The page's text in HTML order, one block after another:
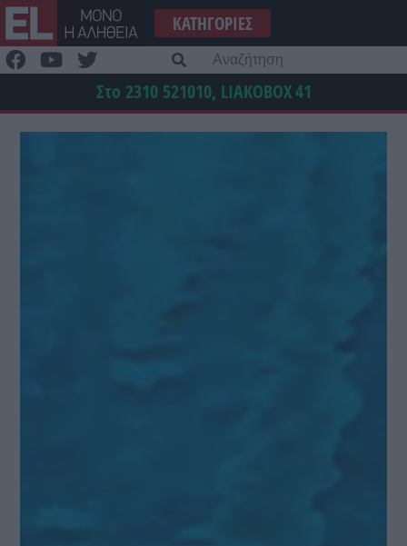
Μετάβαση
στο
περιεχόμενο
ΚΑΤΗΓΟΡΊΕΣ
Στο 2310 521010, LIAKOBOX41